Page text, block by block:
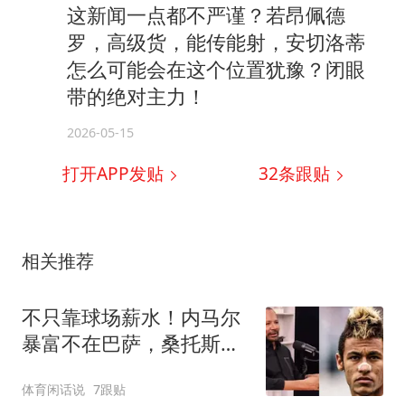
这新闻一点都不严谨？若昂佩德
罗，高级货，能传能射，安切洛蒂
怎么可能会在这个位置犹豫？闭眼
带的绝对主力！
2026-05-15
打开APP发贴 32条跟贴
相关推荐
不只靠球场薪水！内马尔
暴富不在巴萨，桑托斯时
体育闲话说 7跟贴